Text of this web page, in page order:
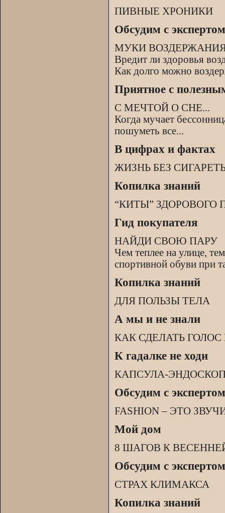
ПИВНЫЕ ХРОНИКИ
Обсудим с экспертом
МУКИ
Вредит ли здоровья
Как долго можно
Приятное с
С МЕЧТОЙ О СНЕ...
Когда мучает
пошуметь все...
В цифрах и фактах
ЖИЗНЬ БЕЗ
Копилка знаний
“КИТЫ” ЗДОРОВОГО
Гид покупателя
НАЙДИ СВОЮ ПАРУ
Чем теплее на улице,
спортивной обуви при
Копилка знаний
ДЛЯ ПОЛЬЗЫ ТЕЛА
А мы и не знали
КАК СДЕЛАТЬ
К гадалке не ходи
КАПСУЛА-
Обсудим с экспертом
FASHION – ЭТО
Мой дом
8 ШАГОВ К
Обсудим с экспертом
СТРАХ КЛИМАКСА
Копилка знаний